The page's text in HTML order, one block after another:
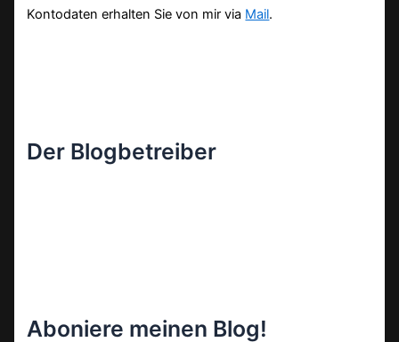
Kontodaten erhalten Sie von mir via Mail.
Der Blogbetreiber
Aboniere meinen Blog!